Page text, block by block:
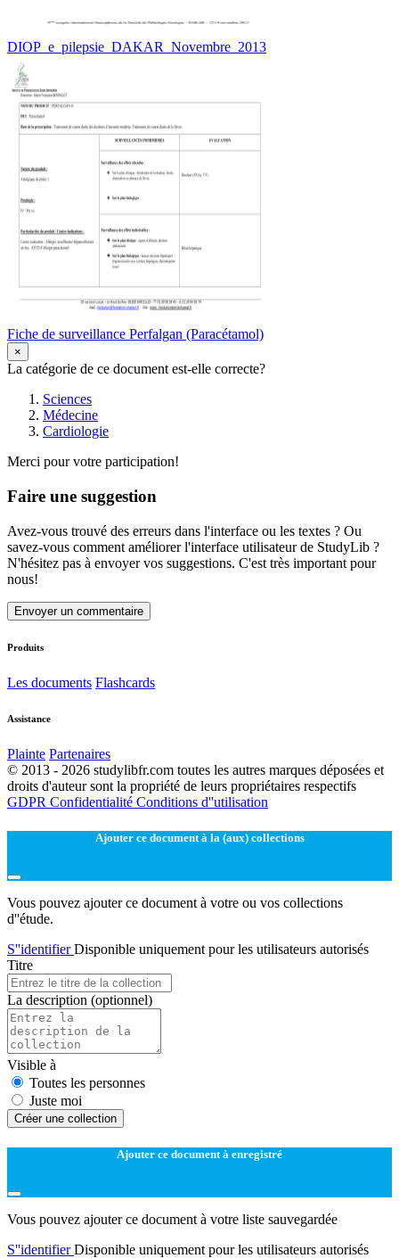
DIOP_e_pilepsie_DAKAR_Novembre_2013
Fiche de surveillance Perfalgan (Paracétamol)
×
La catégorie de ce document est-elle correcte?
Sciences
Médecine
Cardiologie
Merci pour votre participation!
Faire une suggestion
Avez-vous trouvé des erreurs dans l'interface ou les textes ? Ou
savez-vous comment améliorer l'interface utilisateur de StudyLib ?
N'hésitez pas à envoyer vos suggestions. C'est très important pour
nous!
Envoyer un commentaire
Produits
Les documents Flashcards
Assistance
Plainte Partenaires
© 2013 - 2026 studylibfr.com toutes les autres marques déposées et
droits d'auteur sont la propriété de leurs propriétaires respectifs
GDPR Confidentialité Conditions d''utilisation
Ajouter ce document à la (aux) collections
Vous pouvez ajouter ce document à votre ou vos collections
d''étude.
S''identifierDisponible uniquement pour les utilisateurs autorisés
Titre
La description (optionnel)
Visible à
Toutes les personnes
Juste moi
Créer une collection
Ajouter ce document à enregistré
Vous pouvez ajouter ce document à votre liste sauvegardée
S''identifierDisponible uniquement pour les utilisateurs autorisés